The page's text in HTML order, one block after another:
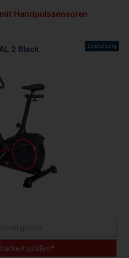
Handpulssensoren
Empfehlung
2 Black
prüfen*